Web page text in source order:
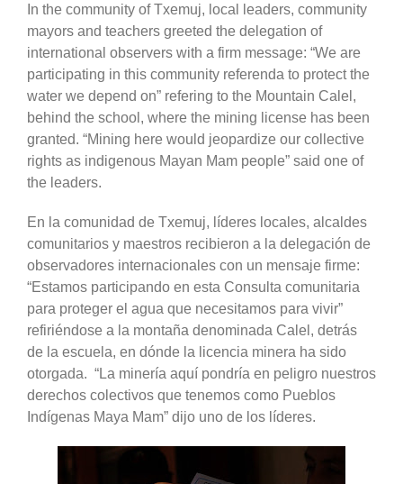
In the community of Txemuj, local leaders, community
mayors and teachers greeted the delegation of
international observers with a firm message: “We are
participating in this community referenda to protect the
water we depend on” refering to the Mountain Calel,
behind the school, where the mining license has been
granted. “Mining here would jeopardize our collective
rights as indigenous Mayan Mam people” said one of
the leaders.
En la comunidad de Txemuj, líderes locales, alcaldes
comunitarios y maestros recibieron a la delegación de
observadores internacionales con un mensaje firme:
“Estamos participando en esta Consulta comunitaria
para proteger el agua que necesitamos para vivir”
refiriéndose a la montaña denominada Calel, detrás
de la escuela, en dónde la licencia minera ha sido
otorgada. “La minería aquí pondría en peligro nuestros
derechos colectivos que tenemos como Pueblos
Indígenas Maya Mam” dijo uno de los líderes.